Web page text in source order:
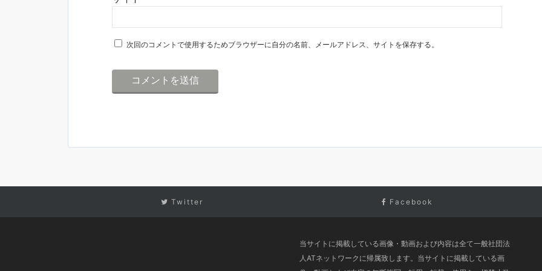
次回のコメントで使用するためブラウザーに自分の名前、メールアドレス、サイトを保存する。
Twitter Facebook
当サイトに掲載している画像・動画および内容は全て一般社団法
人ATネットワークに帰属致します。当サイトに掲載している画